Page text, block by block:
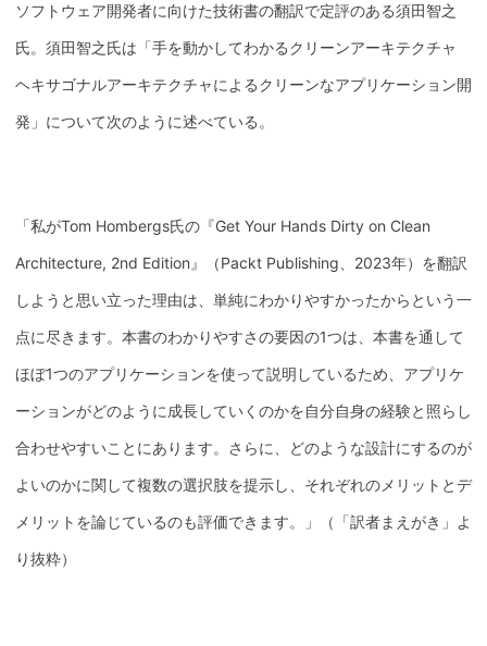
ソフトウェア開発者に向けた技術書の翻訳で定評のある須田智之
氏。須田智之氏は「手を動かしてわかるクリーンアーキテクチャ
ヘキサゴナルアーキテクチャによるクリーンなアプリケーション開
発」について次のように述べている。
「私がTom Hombergs氏の『Get Your Hands Dirty on Clean
Architecture, 2nd Edition』（Packt Publishing、2023年）を翻訳
しようと思い立った理由は、単純にわかりやすかったからという一
点に尽きます。本書のわかりやすさの要因の1つは、本書を通して
ほぼ1つのアプリケーションを使って説明しているため、アプリケ
ーションがどのように成長していくのかを自分自身の経験と照らし
合わせやすいことにあります。さらに、どのような設計にするのが
よいのかに関して複数の選択肢を提示し、それぞれのメリットとデ
メリットを論じているのも評価できます。」（「訳者まえがき」よ
り抜粋）